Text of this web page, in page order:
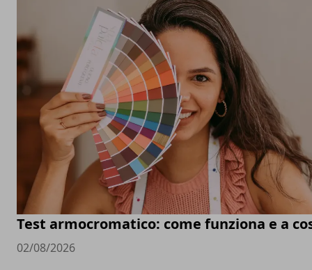
Test armocromatico: come funziona e a
02/08/2026